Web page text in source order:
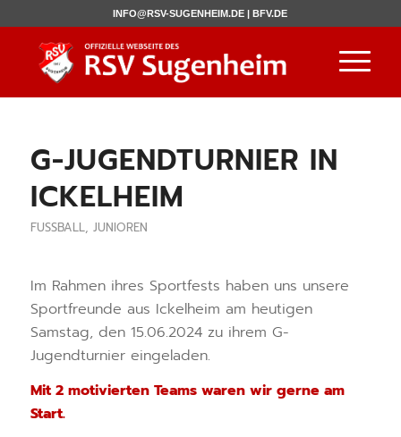
INFO@RSV-SUGENHEIM.DE |BFV.DE
G-JUGENDTURNIER IN
ICKELHEIM
FUSSBALL, JUNIOREN
Im Rahmen ihres Sportfests haben uns unsere
Sportfreunde aus Ickelheim am heutigen
Samstag, den 15.06.2024 zu ihrem G-
Jugendturnier eingeladen.
Mit 2 motivierten Teams waren wir gerne am
Start.